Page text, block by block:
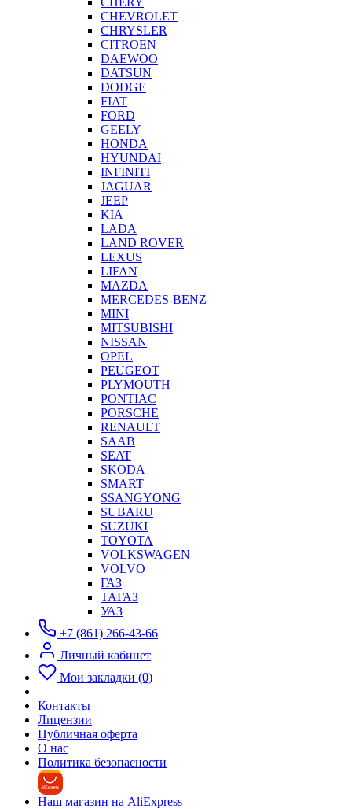
CHEVROLET
CHRYSLER
CITROEN
DAEWOO
DATSUN
DODGE
FIAT
FORD
GEELY
HONDA
HYUNDAI
INFINITI
JAGUAR
JEEP
KIA
LADA
LAND ROVER
LEXUS
LIFAN
MAZDA
MERCEDES-BENZ
MINI
MITSUBISHI
NISSAN
OPEL
PEUGEOT
PLYMOUTH
PONTIAC
PORSCHE
RENAULT
SAAB
SEAT
SKODA
SMART
SSANGYONG
SUBARU
SUZUKI
TOYOTA
VOLKSWAGEN
VOLVO
ГАЗ
ТАГАЗ
УАЗ
+7 (861) 266-43-66
Личный кабинет
Мои закладки (0)
Контакты
Лицензии
Публичная оферта
О нас
Политика безопасности
Наш магазин на AliExpress